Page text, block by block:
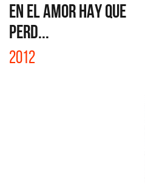
EN EL AMOR HAY QUE
PERD...
2012